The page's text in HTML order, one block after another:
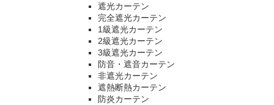
遮光カーテン
完全遮光カーテン
1級遮光カーテン
2級遮光カーテン
3級遮光カーテン
防音・遮音カーテン
非遮光カーテン
遮熱断熱カーテン
防炎カーテン